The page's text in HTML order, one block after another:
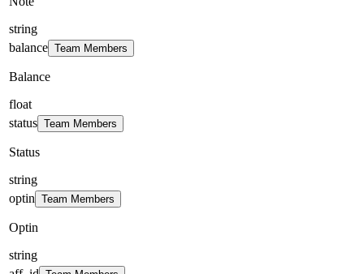
string
balance Team Members
Balance
float
status Team Members
Status
string
optin Team Members
Optin
string